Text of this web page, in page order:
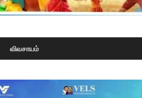
விவசாயம்